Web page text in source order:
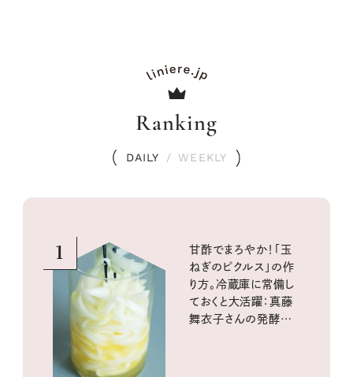
Ranking
DAILY / WEEKLY
1
甘酢でまろやか！「玉
ねぎのピクルス」の作
り方。冷蔵庫に常備し
ておくと大活躍：真藤
舞衣子さんの発酵と